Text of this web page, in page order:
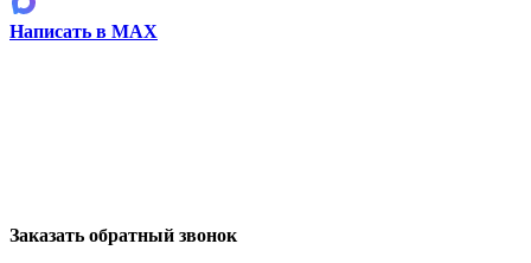
Написать в MAX
Заказать обратный звонок